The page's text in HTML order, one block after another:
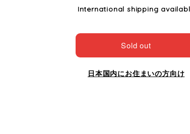
International shipping
Sold out
日本国内にお住まいの方向け